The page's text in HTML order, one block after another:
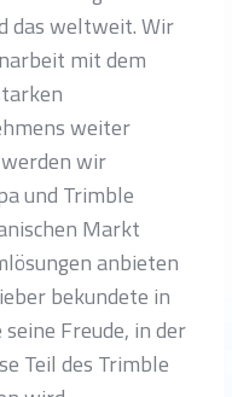
das weltweit. Wir
mit dem
weiter
wir
und Trimble
Markt
anbieten
bekundete in
Freude, in der
Teil des Trimble